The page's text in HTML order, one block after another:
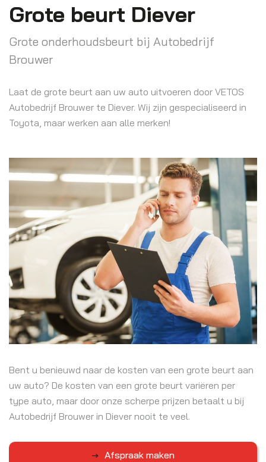
Grote beurt Diever
Grote onderhoudsbeurt bij Autobedrijf
Brouwer
Laat de grote beurt aan uw auto uitvoeren door VETOS
Autobedrijf Brouwer te Diever. Wij zijn gespecialiseerd in
Toyota, maar werken aan alle merken!
Bent u benieuwd naar de kosten van een grote beurt aan
uw auto? De kosten van een grote beurt variëren per
type auto, maar door onze scherpe prijzen betaalt u bij
Autobedrijf Brouwer in Diever nooit te veel.
Afspraak maken